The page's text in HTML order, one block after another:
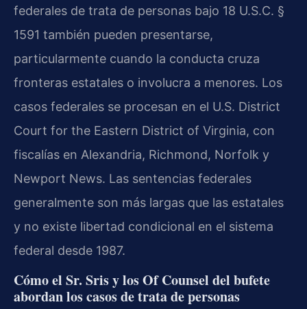
federales de trata de personas bajo 18 U.S.C. §
1591 también pueden presentarse,
particularmente cuando la conducta cruza
fronteras estatales o involucra a menores. Los
casos federales se procesan en el U.S. District
Court for the Eastern District of Virginia, con
fiscalías en Alexandria, Richmond, Norfolk y
Newport News. Las sentencias federales
generalmente son más largas que las estatales
y no existe libertad condicional en el sistema
federal desde 1987.
Cómo el Sr. Sris y los Of Counsel del bufete
abordan los casos de trata de personas